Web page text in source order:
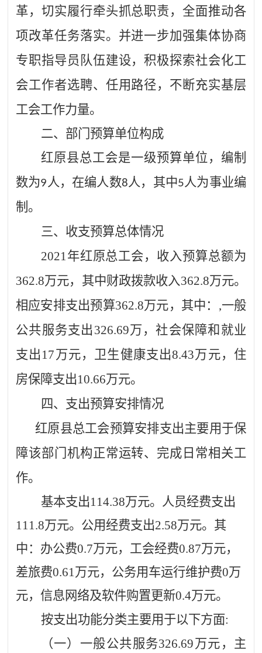
革，切实履行牵头抓总职责，全面推动各
项改革任务落实。 并进一步加强集体协商
专职指导员队伍建设，积极探索社会化工
会工作者选聘、任用路径，不断充实基层
工会工作力量。
二、部门 预算单位构成
红原县总工会是一级预算单位，编制
数为9 人，在编人数8人，其中5人为事业编
制。
三、收支预算总体情况
2021 年红原总工会， 收入预算总额为
362.8万元，其中财政拨款收入362.8万元。
相应安排支出预算362.8万元，其中： ,一般
公共服务支出326.69万，社会保障和就业
支出 17万元， 卫生健康支出8.43万元，住
房保障支出10.66万元。
四、 支出预算安排情况
红原县总工会预算安排支出主要用于保
障该部门机构正常运转、完成日常相关工
作。
基本支出114.38万元。
人员经费支出
111.8万元。公用经费支出2.58万元。 其
中：办公费0.7万元， 工会经费0.87万元，
差旅费0.61万元， 公务用车运行维护费0万
元，信息网络及软件购置更新0.4万元。
按支出功能分类主要用于以下方面:
（一）一般公共服务326.69万元 ，主